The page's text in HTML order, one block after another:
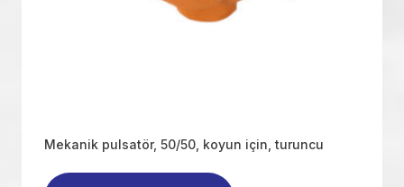
Mekanik pulsatör, 50/50, koyun için, turuncu